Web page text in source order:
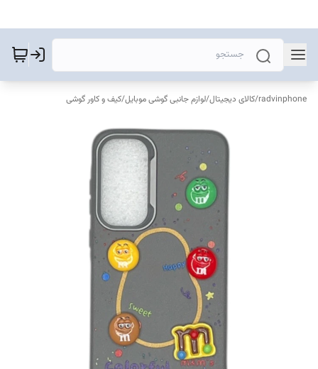
radvinphone
/کالای دیجیتال/لوازم جانبی گوشی موبایل/کیف و کاور گوشی